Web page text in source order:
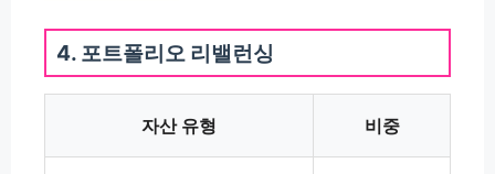
4. 포트폴리오 리밸런싱
자산 유형 비중